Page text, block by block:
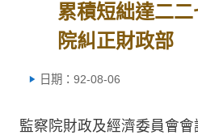
累積短絀達二
院糾正財政部
日期：92-08-06
監察院財政及經濟委員會